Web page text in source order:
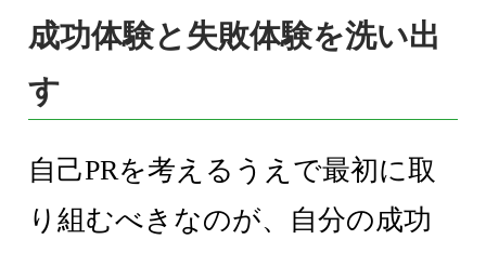
成功体験と失敗体験を洗い出
す
自己PRを考えるうえで最初に取
り組むべきなのが、自分の成功